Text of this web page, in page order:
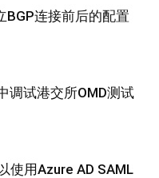
BGP连接前后的配置
调试港交所OMD测试
使用Azure AD SAML